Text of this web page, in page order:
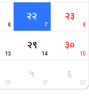
6
२२
7
२३
8
13
२९
14
३०
15
20
५
21
६
22